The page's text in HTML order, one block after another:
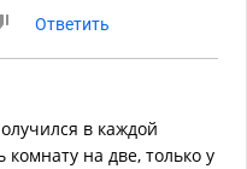
Ответить
в каждой
комнату на две, только у